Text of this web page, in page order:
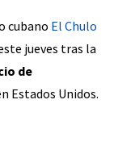
cubano El Chulo
jueves tras la
de
Estados Unidos.